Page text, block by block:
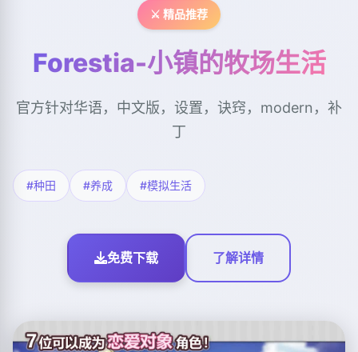
⚔️ 精品推荐
Forestia-小镇的牧场生活
官方针对华语，中文版，设置，诀窍，modern，补
丁
#种田 #养成 #模拟生活
免费下载 了解详情